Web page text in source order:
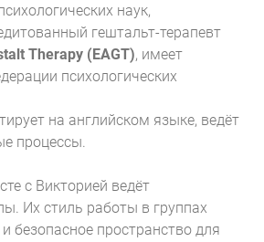
наук,
гештальт-терапевт
Therapy (EAGT), имеет
психологических
на английском языке, ведёт
процессы.
с Викторией ведёт
Их стиль работы в группах
безопасное пространство для